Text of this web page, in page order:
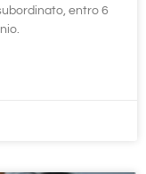
entro 6